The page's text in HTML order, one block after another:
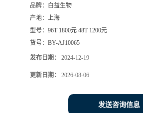
品牌：
白益生物
产地： 上海
型号： 96T 1800元 48T 1200元
货号： BY-AJ10065
发布日期： 2024-12-19
更新日期： 2026-08-06
发送咨询信息